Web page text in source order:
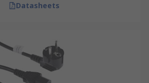
Datasheets